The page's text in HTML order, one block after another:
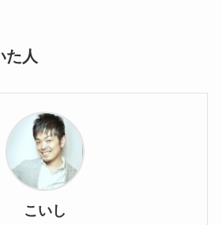
た人
こいし